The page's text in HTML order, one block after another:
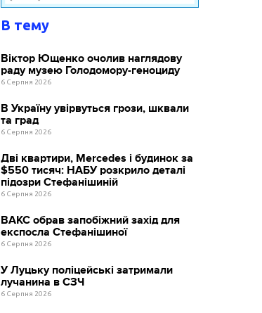
В тему
Віктор Ющенко очолив наглядову
раду музею Голодомору-геноциду
6 Серпня 2026
В Україну увірвуться грози, шквали
та град
6 Серпня 2026
Дві квартири, Mercedes і будинок за
$550 тисяч: НАБУ розкрило деталі
підозри Стефанішиній
6 Серпня 2026
ВАКС обрав запобіжний захід для
експосла Стефанішиної
6 Серпня 2026
У Луцьку поліцейські затримали
лучанина в СЗЧ
6 Серпня 2026